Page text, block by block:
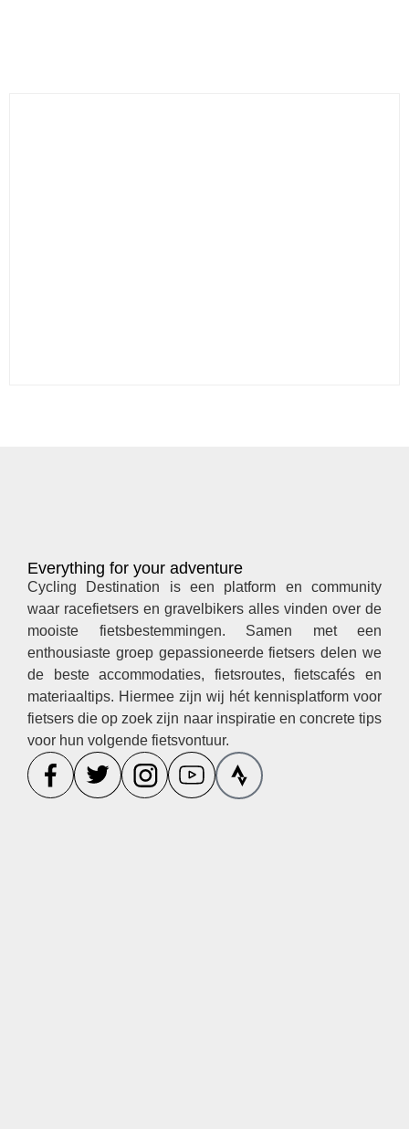
Everything for your adventure
Cycling Destination is een platform en community
waar racefietsers en gravelbikers alles vinden over de
mooiste fietsbestemmingen. Samen met een
enthousiaste groep gepassioneerde fietsers delen we
de beste accommodaties, fietsroutes, fietscafés en
materiaaltips. Hiermee zijn wij hét kennisplatform voor
fietsers die op zoek zijn naar inspiratie en concrete tips
voor hun volgende fietsvontuur.